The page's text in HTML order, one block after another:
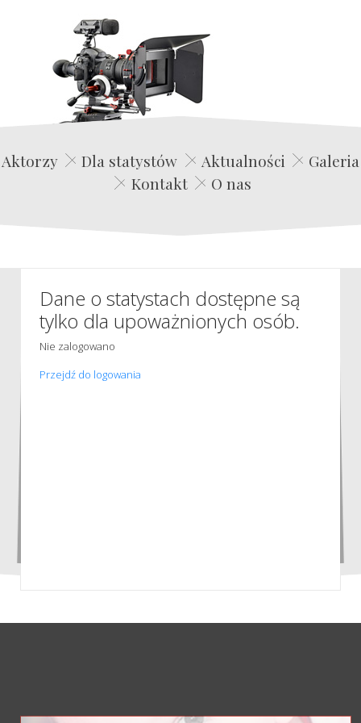
Edwin Film Agencja Aktorska
Aktorzy Dla statystów Aktualności
Galeria
Kontakt
O nas
Dane o statystach dostępne są
tylko dla upoważnionych osób.
Nie zalogowano
Przejdź do logowania